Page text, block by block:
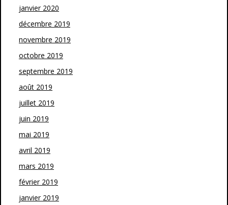
janvier 2020
décembre 2019
novembre 2019
octobre 2019
septembre 2019
août 2019
juillet 2019
juin 2019
mai 2019
avril 2019
mars 2019
février 2019
janvier 2019